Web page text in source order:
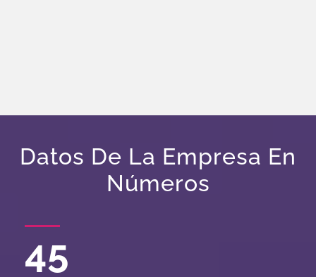
Datos De La Empresa En
Números
45